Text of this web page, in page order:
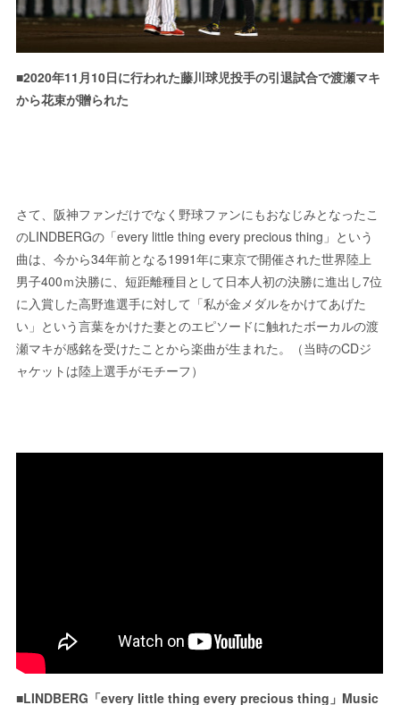
■2020年11月10日に行われた藤川球児投手の引退試合で渡瀬マキ
から花束が贈られた
さて、阪神ファンだけでなく野球ファンにもおなじみとなったこ
のLINDBERGの「every little thing every precious thing」という
曲は、今から34年前となる1991年に東京で開催された世界陸上
男子400ｍ決勝に、短距離種目として日本人初の決勝に進出し7位
に入賞した高野進選手に対して「私が金メダルをかけてあげた
い」という言葉をかけた妻とのエピソードに触れたボーカルの渡
瀬マキが感銘を受けたことから楽曲が生まれた。（当時のCDジ
ャケットは陸上選手がモチーフ）
■LINDBERG「every little thing every precious thing」Music